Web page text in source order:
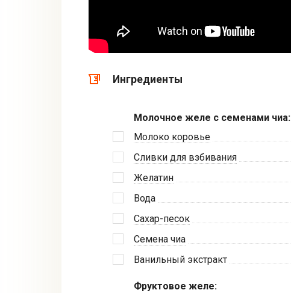
Ингредиенты
Молочное желе с семенами чиа:
Молоко коровье
Сливки для взбивания
Желатин
Вода
Сахар-песок
Семена чиа
Ванильный экстракт
Фруктовое желе: